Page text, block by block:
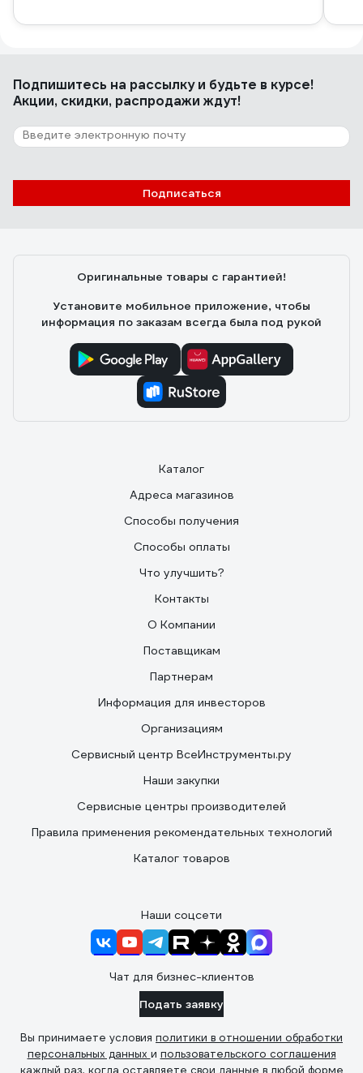
Подпишитесь на рассылкуи будьте в курсе!
Акции, скидки, распродажи ждут!
Подписаться
Оригинальные товары с гарантией!
Установите мобильное приложение, чтобы
информация по заказам всегда была под рукой
Каталог
Адреса магазинов
Способы получения
Способы оплаты
Что улучшить?
Контакты
О Компании
Поставщикам
Партнерам
Информация для инвесторов
Организациям
Сервисный центр ВсеИнструменты.ру
Наши закупки
Сервисные центры производителей
Правила применения рекомендательных технологий
Каталог товаров
Наши соцсети
Чат для бизнес-клиентов
Подать заявку
Вы принимаете условия политики в отношении обработки
персональных данных и пользовательского соглашения
каждый раз, когда оставляете свои данные в любой форме